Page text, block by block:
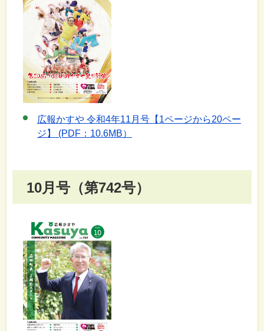
広報かすや 令和4年11月号【1ページから20ペー
ジ】 (PDF：10.6MB）
10月号（第742号）